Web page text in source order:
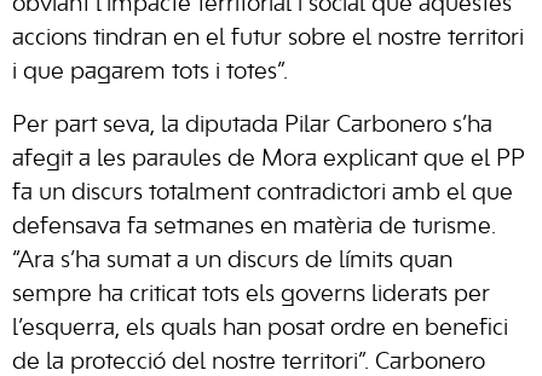
obviant l’impacte territorial i social que aquestes
accions tindran en el futur sobre el nostre territori
i que pagarem tots i totes”.
Per part seva, la diputada Pilar Carbonero s’ha
afegit a les paraules de Mora explicant que el PP
fa un discurs totalment contradictori amb el que
defensava fa setmanes en matèria de turisme.
“Ara s’ha sumat a un discurs de límits quan
sempre ha criticat tots els governs liderats per
l’esquerra, els quals han posat ordre en benefici
de la protecció del nostre territori”. Carbonero